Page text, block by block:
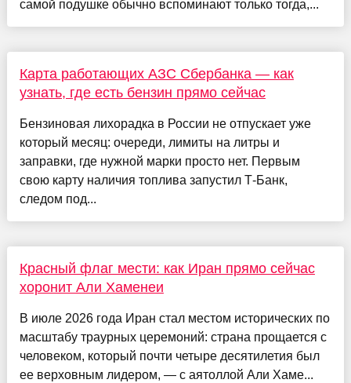
самой подушке обычно вспоминают только тогда,...
Карта работающих АЗС Сбербанка — как
узнать, где есть бензин прямо сейчас
Бензиновая лихорадка в России не отпускает уже
который месяц: очереди, лимиты на литры и
заправки, где нужной марки просто нет. Первым
свою карту наличия топлива запустил Т-Банк,
следом под...
Красный флаг мести: как Иран прямо сейчас
хоронит Али Хаменеи
В июле 2026 года Иран стал местом исторических по
масштабу траурных церемоний: страна прощается с
человеком, который почти четыре десятилетия был
ее верховным лидером, — с аятоллой Али Хаме...